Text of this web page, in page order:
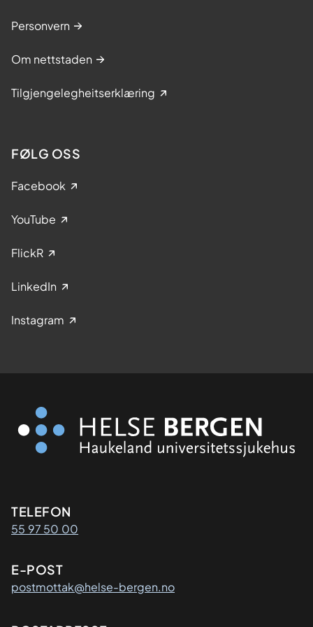
Personvern
Om nettstaden
Tilgjengelegheitserklæring
FØLG OSS
Facebook
YouTube
FlickR
LinkedIn
Instagram
Kontaktinformasjon
TELEFON
55 97 50 00
E-POST
postmottak@helse-bergen.no